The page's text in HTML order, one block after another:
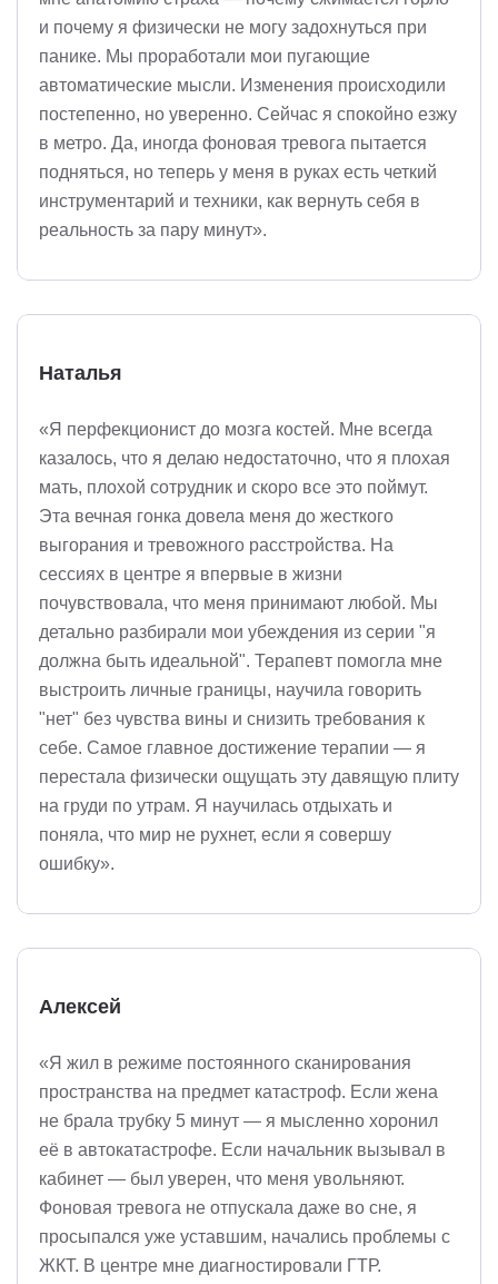
и почему я физически не могу задохнуться при
панике. Мы проработали мои пугающие
автоматические мысли. Изменения происходили
постепенно, но уверенно. Сейчас я спокойно езжу
в метро. Да, иногда фоновая тревога пытается
подняться, но теперь у меня в руках есть четкий
инструментарий и техники, как вернуть себя в
реальность за пару минут».
Наталья
«Я перфекционист до мозга костей. Мне всегда
казалось, что я делаю недостаточно, что я плохая
мать, плохой сотрудник и скоро все это поймут.
Эта вечная гонка довела меня до жесткого
выгорания и тревожного расстройства. На
сессиях в центре я впервые в жизни
почувствовала, что меня принимают любой. Мы
детально разбирали мои убеждения из серии "я
должна быть идеальной". Терапевт помогла мне
выстроить личные границы, научила говорить
"нет" без чувства вины и снизить требования к
себе. Самое главное достижение терапии — я
перестала физически ощущать эту давящую плиту
на груди по утрам. Я научилась отдыхать и
поняла, что мир не рухнет, если я совершу
ошибку».
Алексей
«Я жил в режиме постоянного сканирования
пространства на предмет катастроф. Если жена
не брала трубку 5 минут — я мысленно хоронил
её в автокатастрофе. Если начальник вызывал в
кабинет — был уверен, что меня увольняют.
Фоновая тревога не отпускала даже во сне, я
просыпался уже уставшим, начались проблемы с
ЖКТ. В центре мне диагностировали ГТР.